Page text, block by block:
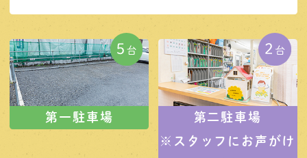
第一駐車場
第二駐車場
※スタッフにお声がけ